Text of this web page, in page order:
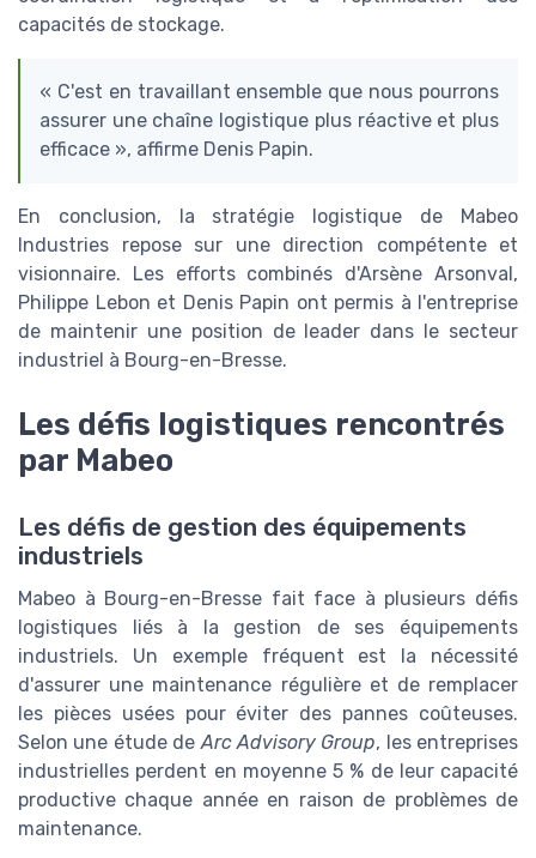
capacités de stockage.
« C'est en travaillant ensemble que nous pourrons
assurer une chaîne logistique plus réactive et plus
efficace », affirme Denis Papin.
En conclusion, la stratégie logistique de Mabeo
Industries repose sur une direction compétente et
visionnaire. Les efforts combinés d'Arsène Arsonval,
Philippe Lebon et Denis Papin ont permis à l'entreprise
de maintenir une position de leader dans le secteur
industriel à Bourg-en-Bresse.
Les défis logistiques rencontrés
par Mabeo
Les défis de gestion des équipements
industriels
Mabeo à Bourg-en-Bresse fait face à plusieurs défis
logistiques liés à la gestion de ses équipements
industriels. Un exemple fréquent est la nécessité
d'assurer une maintenance régulière et de remplacer
les pièces usées pour éviter des pannes coûteuses.
Selon une étude deArc Advisory Group, les entreprises
industrielles perdent en moyenne 5 % de leur capacité
productive chaque année en raison de problèmes de
maintenance.